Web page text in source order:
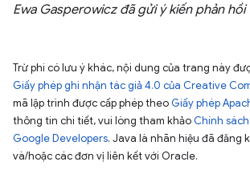
Ewa Gasperowicz đã gửi ý kiến phản hồi
Trừ phi có lưu ý khác, nội dung của trang này
Giấy phép ghi nhận tác giả 4.0 của Creative
mã lập trình được cấp phép theo Giấy phép
thông tin chi tiết, vui lòng tham khảo Chính
Google Developers. Java là nhãn hiệu đã đăng
và/hoặc các đơn vị liên kết với Oracle.